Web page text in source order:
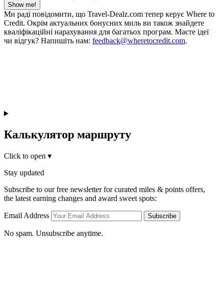
Show me!
Ми раді повідомити, що Travel-Dealz.com тепер керує Where to
Credit. Окрім актуальних бонусних миль ви також знайдете
кваліфікаційні нарахування для багатьох програм. Маєте ідеї
чи відгук? Напишіть нам: feedback@wheretocredit.com.
Калькулятор маршруту
Click to open ▾
Stay updated
Subscribe to our free newsletter for curated miles & points offers,
the latest earning changes and award sweet spots:
Email Address Subscribe
No spam. Unsubscribe anytime.